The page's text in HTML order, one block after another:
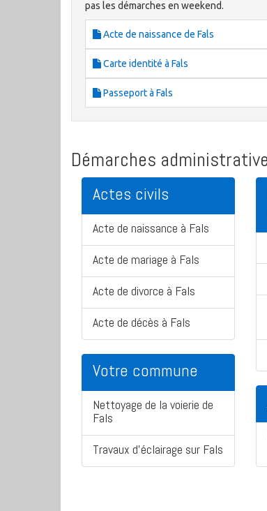
pas les démarches en weekend.
Acte de naissance de Fals
Carte identité à Fals
Passeport à Fals
Démarches
Actes civils
Acte de naissance à Fals
Acte de mariage à Fals
Acte de divorce à Fals
Acte de décès à Fals
Votre commune
Nettoyage de la voierie de
Fals
Travaux d'éclairage sur Fals